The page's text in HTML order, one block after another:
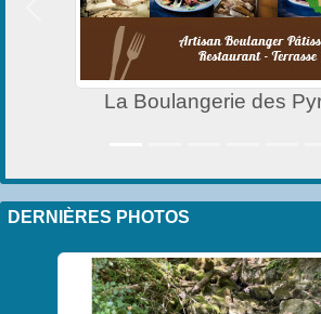
La Boulangerie des
Précedent
DERNIÈRES PHOTOS